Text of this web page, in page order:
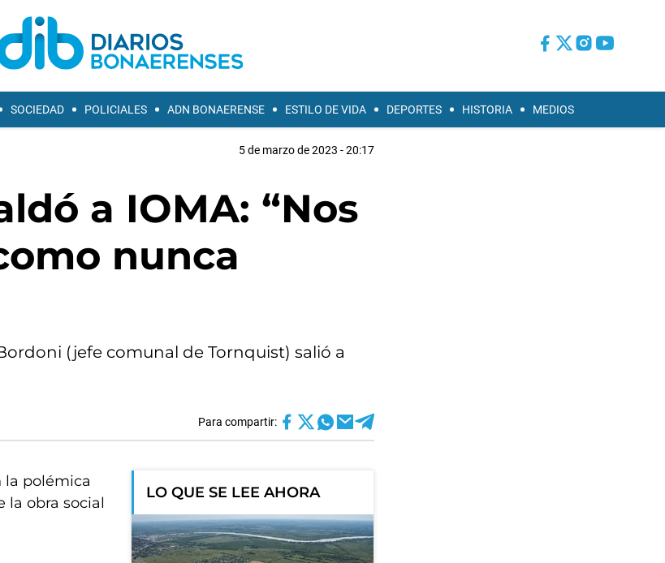
SOCIEDAD POLICIALES ADN BONAERENSE ESTILO DE VIDA DEPORTES HISTORIA MEDIOS
5 de marzo de 2023 - 20:17
a IOMA: “Nos
nunca
(jefe comunal de Tornquist) salió a
Para compartir:
la polémica
la obra social
LO QUE SE LEE AHORA